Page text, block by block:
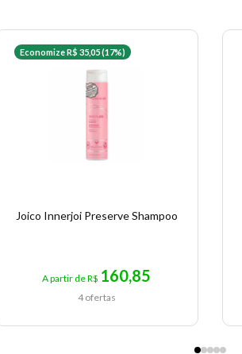
Economize R$ 35,05 (17%)
Joico Innerjoi Preserve Shampoo
A partir de R$ 160,85
4 ofertas